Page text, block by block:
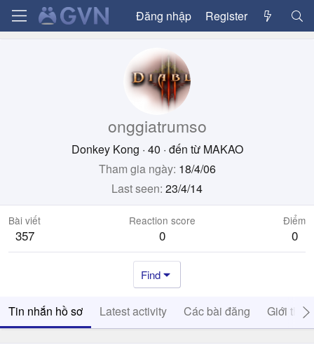
Đăng nhập Register
onggiatrumso
Donkey Kong · 40 · đến từ MAKAO
Tham gia ngày 18/4/06
Last seen 23/4/14
Bài viết
357
Reaction score
0
Điểm
0
Find
Tin nhắn hồ sơ Latest activity Các bài đăng Giới thiệu